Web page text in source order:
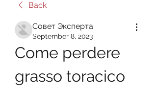
Back
Совет Эксперта
September 8, 2023
Come perdere
grasso toracico